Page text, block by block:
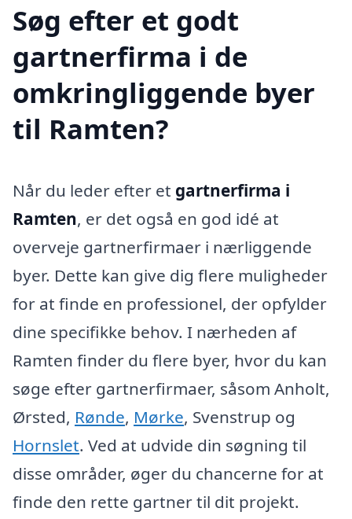
Søg efter et godt
gartnerfirma i de
omkringliggende byer
til Ramten?
Når du leder efter et gartnerfirma i
Ramten, er det også en god idé at
overveje gartnerfirmaer i nærliggende
byer. Dette kan give dig flere muligheder
for at finde en professionel, der opfylder
dine specifikke behov. I nærheden af
Ramten finder du flere byer, hvor du kan
søge efter gartnerfirmaer, såsom Anholt,
Ørsted, Rønde, Mørke, Svenstrup og
Hornslet. Ved at udvide din søgning til
disse områder, øger du chancerne for at
finde den rette gartner til dit projekt.